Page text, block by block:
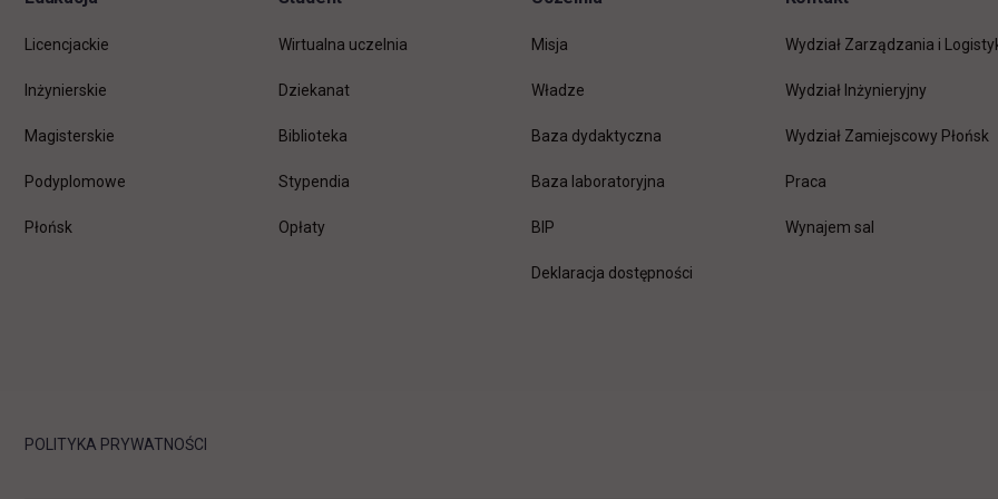
Licencjackie
Inżynierskie
Magisterskie
Podyplomowe
Płońsk
Wirtualna uczelnia
Dziekanat
Biblioteka
Stypendia
Opłaty
Misja
Władze
Baza dydaktyczna
Baza laboratoryjna
BIP
Deklaracja dostępności
Wydział Zarządzania i
Wydział Inżynieryjny
Wydział Zamiejscowy Płońsk
Pracalink otwiera się w nowej
Wynajem sal
POLITYKA PRYWATNOŚCI